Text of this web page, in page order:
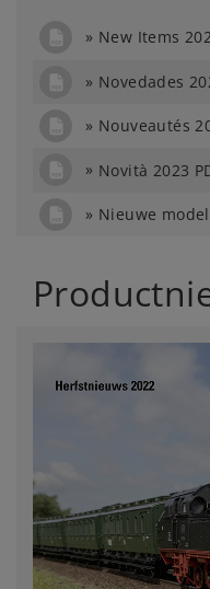
New Items
Novedades
Nouveautés
Novità 2023
Nieuwe